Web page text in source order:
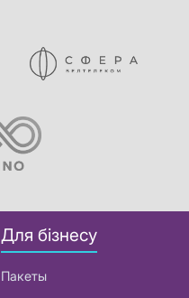
Для бізнесу
Пакеты